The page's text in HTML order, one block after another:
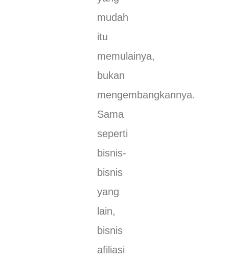
mudah
itu
memulainya,
bukan
mengembangkannya.
Sama
seperti
bisnis-
bisnis
yang
lain,
bisnis
afiliasi